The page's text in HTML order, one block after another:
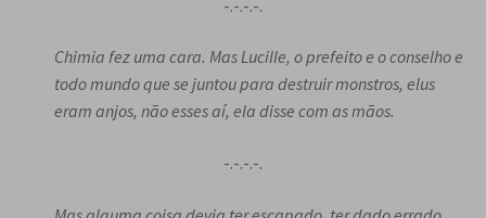
-.-.-.-.
Chimia fez uma cara. Mas Lucille, o prefeito e o conselho e
todo mundo que se juntou para destruir monstros, elus
eram anjos, não esses aí, ela disse com as mãos.
-.-.-.-.